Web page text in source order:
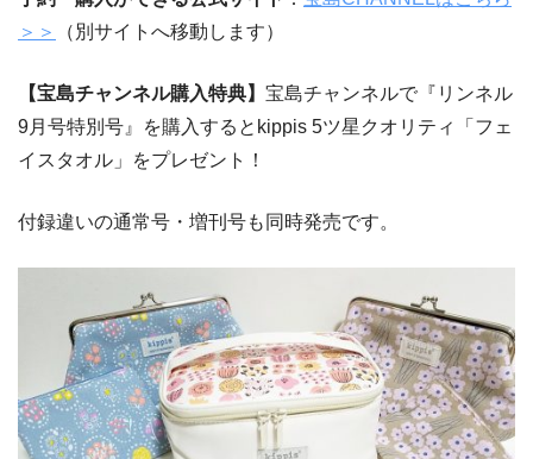
＞＞
（別サイトへ移動します）
【宝島チャンネル購入特典】 宝島チャンネルで『リンネル
9月号特別号』を購入するとkippis 5ツ星クオリティ「フェ
イスタオル」をプレゼント！
付録違いの通常号・増刊号も同時発売です。